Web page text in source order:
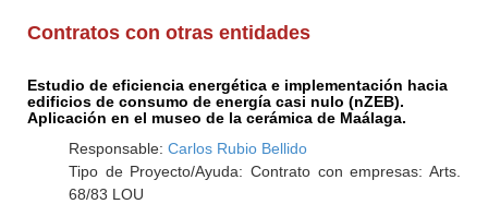
Contratos con otras entidades
Estudio de eficiencia energética e implementación hacia
edificios de consumo de energía casi nulo (nZEB).
Aplicación en el museo de la cerámica de Maálaga.
Responsable: Carlos Rubio Bellido
Tipo de Proyecto/Ayuda: Contrato con empresas: Arts.
68/83 LOU